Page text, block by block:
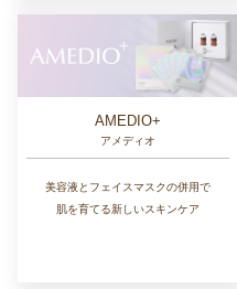
AMEDIO+
アメディオ
美容液とフェイスマスクの併用で
肌を育てる新しいスキンケア